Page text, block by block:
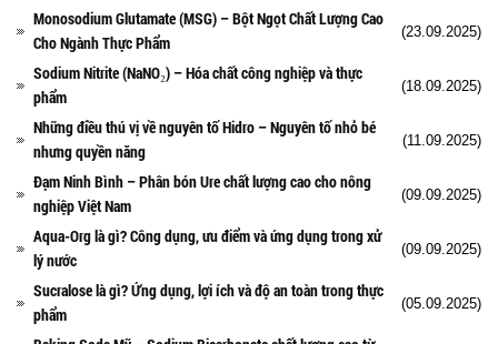
Monosodium Glutamate (MSG) – Bột Ngọt Chất Lượng Cao
Cho Ngành Thực Phẩm
(23.09.2025)
Sodium Nitrite (NaNO₂) – Hóa chất công nghiệp và thực
phẩm
(18.09.2025)
Những điều thú vị về nguyên tố Hidro – Nguyên tố nhỏ bé
nhưng quyền năng
(11.09.2025)
Đạm Ninh Bình – Phân bón Ure chất lượng cao cho nông
nghiệp Việt Nam
(09.09.2025)
Aqua-Org là gì? Công dụng, ưu điểm và ứng dụng trong xử
lý nước
(09.09.2025)
Sucralose là gì? Ứng dụng, lợi ích và độ an toàn trong thực
phẩm
(05.09.2025)